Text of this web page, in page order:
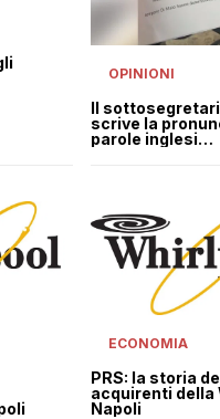
OPINIONI
Il
scrive la
parole inglesi
ECONOMIA
PRS: la storia
acquirenti della
Napoli